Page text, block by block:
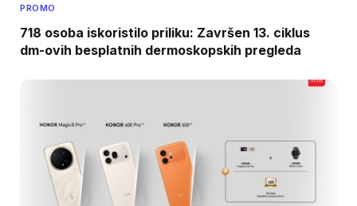
PROMO
718 osoba iskoristilo priliku: Završen 13. ciklus
dm-ovih besplatnih dermoskopskih pregleda